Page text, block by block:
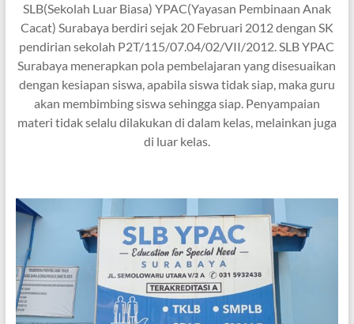
SLB(Sekolah Luar Biasa) YPAC(Yayasan Pembinaan Anak
Cacat) Surabaya berdiri sejak 20 Februari 2012 dengan SK
pendirian sekolah P2T/115/07.04/02/VII/2012. SLB YPAC
Surabaya menerapkan pola pembelajaran yang disesuaikan
dengan kesiapan siswa, apabila siswa tidak siap, maka guru
akan membimbing siswa sehingga siap. Penyampaian
materi tidak selalu dilakukan di dalam kelas, melainkan juga
di luar kelas.